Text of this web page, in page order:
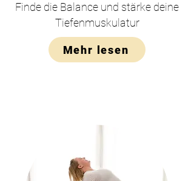
Finde die Balance und stärke deine
Tiefenmuskulatur
Mehr lesen